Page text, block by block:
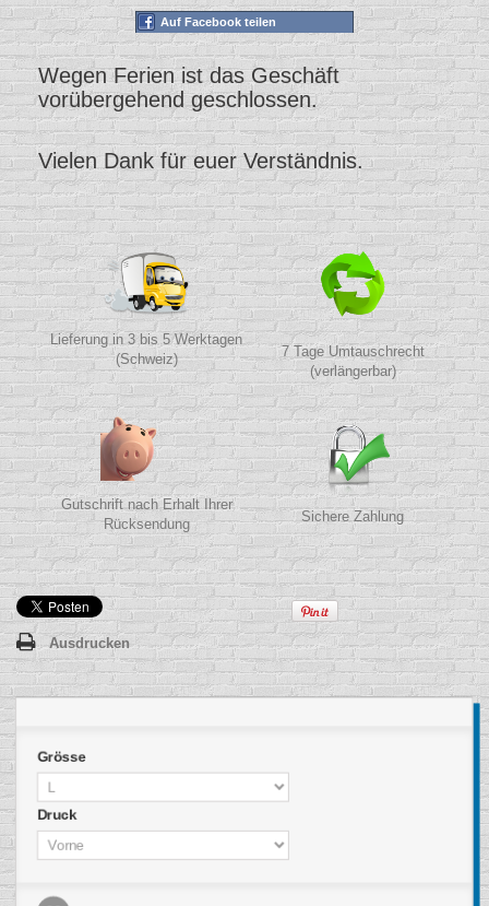
Auf Facebook teilen
Wegen Ferien ist das Geschäft
vorübergehend geschlossen.
Vielen Dank für euer Verständnis.
Lieferung in 3 bis 5 Werktagen
(Schweiz)
7 Tage Umtauschrecht
(verlängerbar)
Gutschrift nach Erhalt Ihrer
Rücksendung
Sichere Zahlung
Ausdrucken
Grösse
Druck